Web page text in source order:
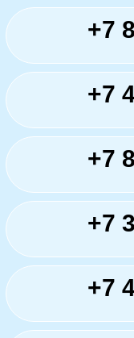
+7
+7
+7
+7
+7